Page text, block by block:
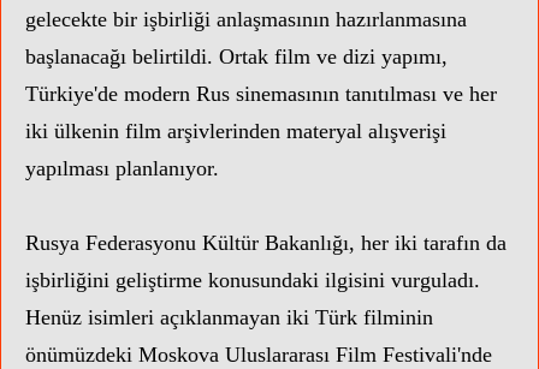
gelecekte bir işbirliği anlaşmasının hazırlanmasına
başlanacağı belirtildi. Ortak film ve dizi yapımı,
Türkiye'de modern Rus sinemasının tanıtılması ve her
iki ülkenin film arşivlerinden materyal alışverişi
yapılması planlanıyor.
Rusya Federasyonu Kültür Bakanlığı, her iki tarafın da
işbirliğini geliştirme konusundaki ilgisini vurguladı.
Henüz isimleri açıklanmayan iki Türk filminin
önümüzdeki Moskova Uluslararası Film Festivali'nde